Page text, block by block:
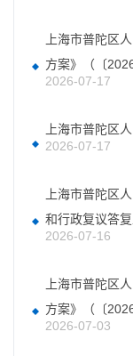
上海市普陀区
方案》（〔
2026-07-17
上海市普陀区
2026-07-17
上海市普陀区
和行政复议答
2026-07-16
上海市普陀区
方案》（〔
2026-07-03